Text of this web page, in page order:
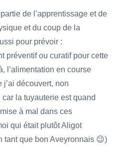
de l’apprentissage et de
et du coup de la
pour prévoir :
préventif ou curatif pour cette
l’alimentation en course
j’ai découvert, non
la tuyauterie est quand
à mal dans ces
qui était plutôt Aligot
tant que bon Aveyronnais 😉)